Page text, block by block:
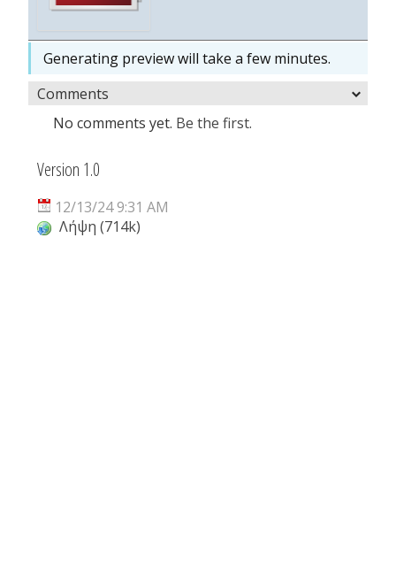
Generating preview will take a few minutes.
Comments
No comments yet. Be the first.
Version 1.0
12/13/24 9:31 AM
Λήψη (714k)